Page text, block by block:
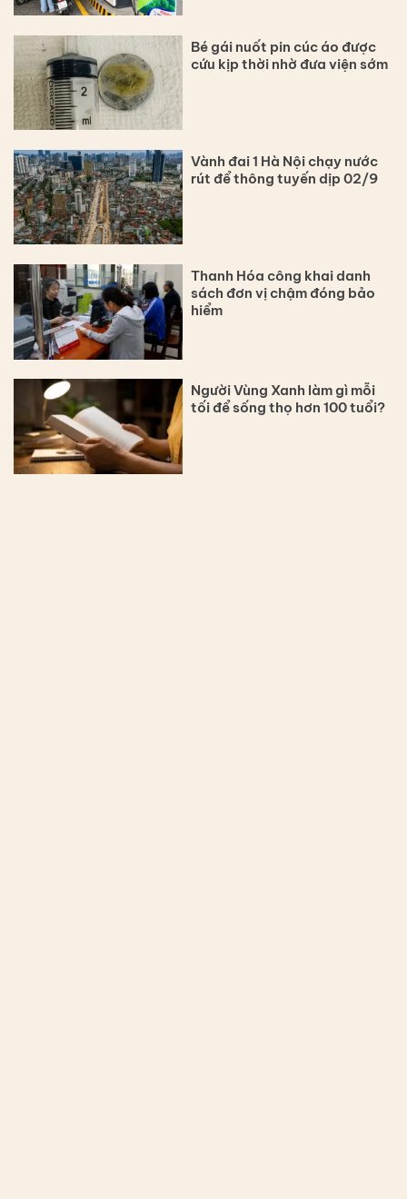
Bé gái nuốt pin cúc áo được
cứu kịp thời nhờ đưa viện sớm
Vành đai 1 Hà Nội chạy nước
rút để thông tuyến dịp 02/9
Thanh Hóa công khai danh
sách đơn vị chậm đóng bảo
hiểm
Người Vùng Xanh làm gì mỗi
tối để sống thọ hơn 100 tuổi?